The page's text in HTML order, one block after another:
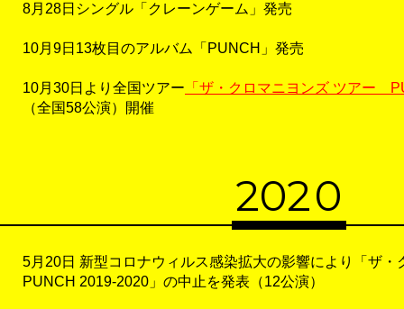
8月28日シングル「クレーンゲーム」発売
10月9日13枚目のアルバム「PUNCH」発売
10月30日より全国ツアー 「ザ・クロマニヨンズ ツアー
（全国58公演）開催
2020
5月20日 新型コロナウィルス感染拡大の影響により「ザ・
PUNCH 2019-2020」の中止を発表（12公演）